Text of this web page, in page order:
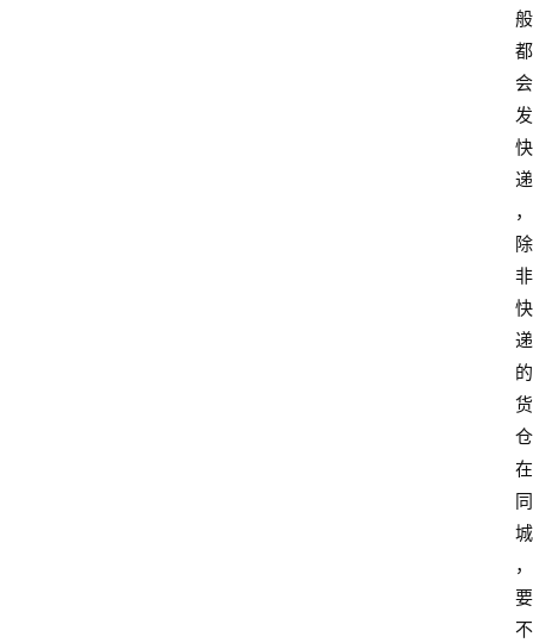
般
都
会
发
快
递
，
除
非
快
递
的
货
仓
在
同
城
，
要
不